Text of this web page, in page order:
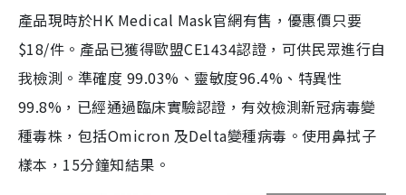
產品現時於HK Medical Mask官網有售，優惠價只要
$18/件。產品已獲得歐盟CE1434認證，可供民眾進行自
我檢測。準確度 99.03%、靈敏度96.4%、特異性
99.8%，已經通過臨床實驗認證，有效檢測新冠病毒變
種毒株，包括Omicron 及Delta變種病毒。使用鼻拭子
樣本，15分鐘知結果。